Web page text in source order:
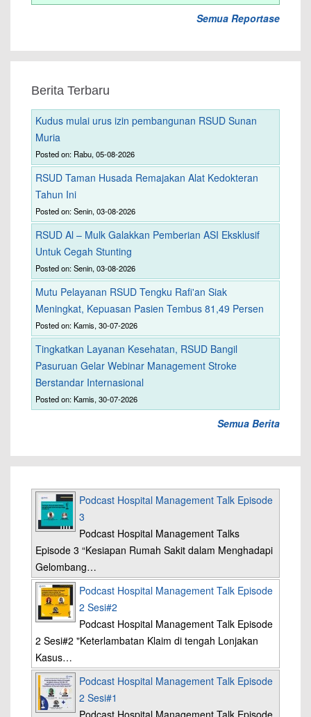
Semua Reportase
Berita Terbaru
Kudus mulai urus izin pembangunan RSUD Sunan
Muria
Posted on: Rabu, 05-08-2026
RSUD Taman Husada Remajakan Alat Kedokteran
Tahun Ini
Posted on: Senin, 03-08-2026
RSUD Al – Mulk Galakkan Pemberian ASI Eksklusif
Untuk Cegah Stunting
Posted on: Senin, 03-08-2026
Mutu Pelayanan RSUD Tengku Rafi'an Siak
Meningkat, Kepuasan Pasien Tembus 81,49 Persen
Posted on: Kamis, 30-07-2026
Tingkatkan Layanan Kesehatan, RSUD Bangil
Pasuruan Gelar Webinar Management Stroke
Berstandar Internasional
Posted on: Kamis, 30-07-2026
Semua Berita
Podcast Hospital Management Talk Episode
3
Podcast Hospital Management Talks
Episode 3 “Kesiapan Rumah Sakit dalam Menghadapi
Gelombang…
Podcast Hospital Management Talk Episode
2 Sesi#2
Podcast Hospital Management Talk Episode
2 Sesi#2 "Keterlambatan Klaim di tengah Lonjakan
Kasus…
Podcast Hospital Management Talk Episode
2 Sesi#1
Podcast Hospital Management Talk Episode